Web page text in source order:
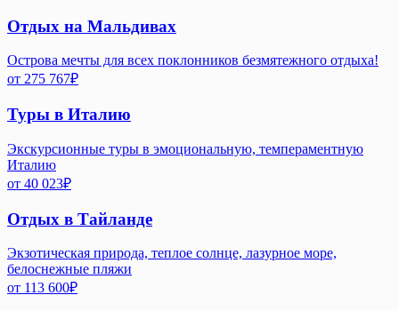
Отдых на Мальдивах
Острова мечты для всех поклонников безмятежного отдыха!
от 275 767₽
Туры в Италию
Экскурсионные туры в эмоциональную, темпераментную
Италию
от 40 023₽
Отдых в Тайланде
Экзотическая природа, теплое солнце, лазурное море,
белоснежные пляжи
от 113 600₽